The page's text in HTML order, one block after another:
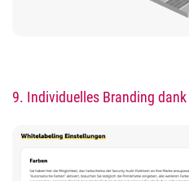
9. Individuelles Branding dank